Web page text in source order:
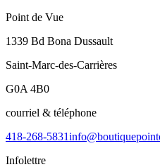
Point de Vue
1339 Bd Bona Dussault
Saint-Marc-des-Carrières
G0A 4B0
courriel & téléphone
418-268-5831
Infolettre